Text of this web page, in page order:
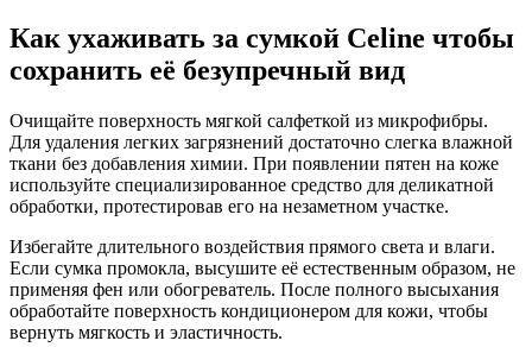
Как ухаживать за сумкой Celine чтобы
сохранить её безупречный вид
Очищайте поверхность мягкой салфеткой из микрофибры.
Для удаления легких загрязнений достаточно слегка влажной
ткани без добавления химии. При появлении пятен на коже
используйте специализированное средство для деликатной
обработки, протестировав его на незаметном участке.
Избегайте длительного воздействия прямого света и влаги.
Если сумка промокла, высушите её естественным образом, не
применяя фен или обогреватель. После полного высыхания
обработайте поверхность кондиционером для кожи, чтобы
вернуть мягкость и эластичность.